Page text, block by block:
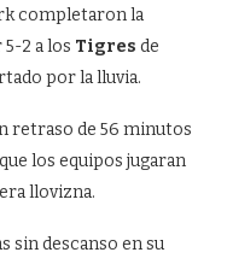
completaron la
2 a los Tigres de
por la lluvia.
retraso de 56 minutos
los equipos jugaran
llovizna.
sin descanso en su